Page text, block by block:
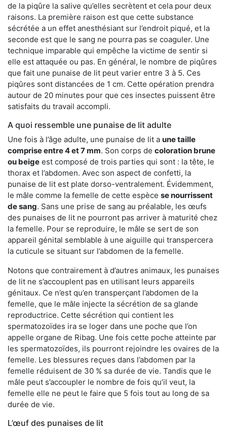
de la piqûre la salive qu’elles secrètent et cela pour deux
raisons. La première raison est que cette substance
sécrétée a un effet anesthésiant sur l’endroit piqué, et la
seconde est que le sang ne pourra pas se coaguler. Une
technique imparable qui empêche la victime de sentir si
elle est attaquée ou pas. En général, le nombre de piqûres
que fait une punaise de lit peut varier entre 3 à 5. Ces
piqûres sont distancées de 1 cm. Cette opération prendra
autour de 20 minutes pour que ces insectes puissent être
satisfaits du travail accompli.
A quoi ressemble une punaise de lit adulte
Une fois à l’âge adulte, une punaise de lit a une taille
comprise entre 4 et 7 mm. Son corps de coloration brune
ou beige est composé de trois parties qui sont : la tête, le
thorax et l’abdomen. Avec son aspect de confetti, la
punaise de lit est plate dorso-ventralement. Évidemment,
le mâle comme la femelle de cette espèce se nourrissent
de sang. Sans une prise de sang au préalable, les œufs
des punaises de lit ne pourront pas arriver à maturité chez
la femelle. Pour se reproduire, le mâle se sert de son
appareil génital semblable à une aiguille qui transpercera
la cuticule se situant sur l’abdomen de la femelle.
Notons que contrairement à d’autres animaux, les punaises
de lit ne s’accouplent pas en utilisant leurs appareils
génitaux. Ce n’est qu’en transperçant l’abdomen de la
femelle, que le mâle injecte la sécrétion de sa glande
reproductrice. Cette sécrétion qui contient les
spermatozoïdes ira se loger dans une poche que l’on
appelle organe de Ribag. Une fois cette poche atteinte par
les spermatozoïdes, ils pourront rejoindre les ovaires de la
femelle. Les blessures reçues dans l’abdomen par la
femelle réduisent de 30 % sa durée de vie. Tandis que le
mâle peut s’accoupler le nombre de fois qu’il veut, la
femelle elle ne peut le faire que 5 fois tout au long de sa
durée de vie.
L’œuf des punaises de lit